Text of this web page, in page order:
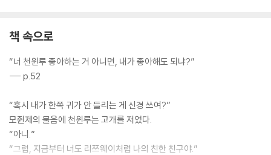
책 속으로
“너 천윈루 좋아하는 거 아니면, 내가 좋아해도 되냐?”
--- p.52
“혹시 내가 한쪽 귀가 안 들리는 게 신경 쓰여?”
모쥔제의 물음에 천윈루는 고개를 저었다.
“아니.”
“그럼, 지금부터 너도 리쯔웨이처럼 나의 친한 친구야.”